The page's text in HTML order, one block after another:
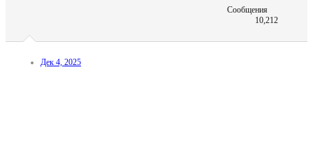
Сообщения
10,212
Дек 4, 2025